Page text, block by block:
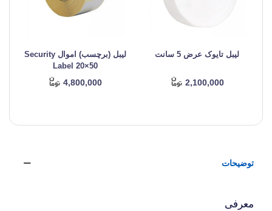
لیبل تایوک عرض 5 سانت
2,100,000
لیبل (برچسب) اموال Security
Label 20×50
4,800,000
توضیحات
معرفی